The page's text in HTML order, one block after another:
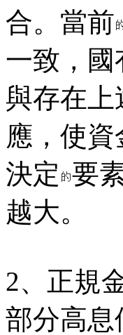
合。當前
一致，
與存在上
應，使
決定 要
越大。
2、正規
部分高息